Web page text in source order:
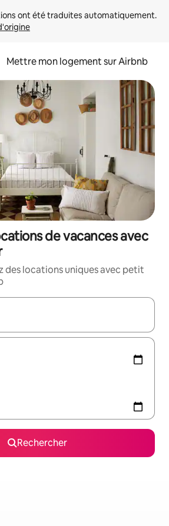
Mettre mon logement sur Airbnb
de vacances avec
des locations uniques avec petit
s'affichent, utilisez les flèches vers le
Rechercher